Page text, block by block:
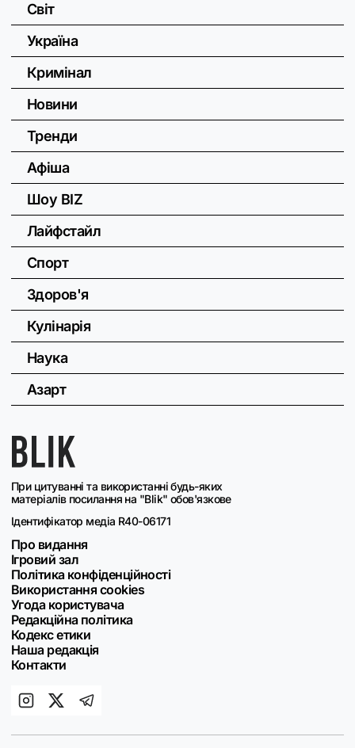
При цитуванні та використанні будь-яких
матеріалів посилання на "Blik" обов'язкове
Ідентифікатор медіа R40-06171
Про видання
Ігровий зал
Політика конфіденційності
Використання cookies
Угода користувача
Редакційна політика
Кодекс етики
Наша редакція
Контакти
Світ
Україна
Кримінал
Новини
Тренди
Афіша
Шоу BIZ
Лайфстайл
Спорт
Здоров'я
Кулінарія
Наука
Азарт